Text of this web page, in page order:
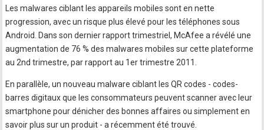
Les malwares ciblant les appareils mobiles sont en nette
progression, avec un risque plus élevé pour les téléphones sous
Android. Dans son dernier rapport trimestriel, McAfee a révélé une
augmentation de 76 % des malwares mobiles sur cette plateforme
au 2nd trimestre, par rapport au 1er trimestre 2011.
En parallèle, un nouveau malware ciblant les QR codes - codes-
barres digitaux que les consommateurs peuvent scanner avec leur
smartphone pour dénicher des bonnes affaires ou simplement en
savoir plus sur un produit - a récemment été trouvé.